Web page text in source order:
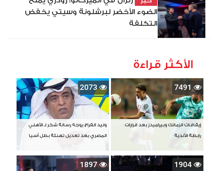
الضوء الأخضر لبرشلونة وسيتي يخفض
التكلفة
الأكثر قراءة
7491
إيقافات الزمالك وبيراميدز بعد قرارات
رابطة الأندية
2073
وليد الفراج يوجه رسالة شكر لـ الأهلي
المصري بعد تعديل تهنئة بطل آسيا
1904
1897